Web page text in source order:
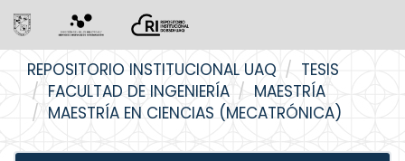
navigation
REPOSITORIO INSTITUCIONAL UAQ
TESIS
FACULTAD DE INGENIERÍA
MAESTRÍA
MAESTRÍA EN CIENCIAS (MECATRÓNICA)